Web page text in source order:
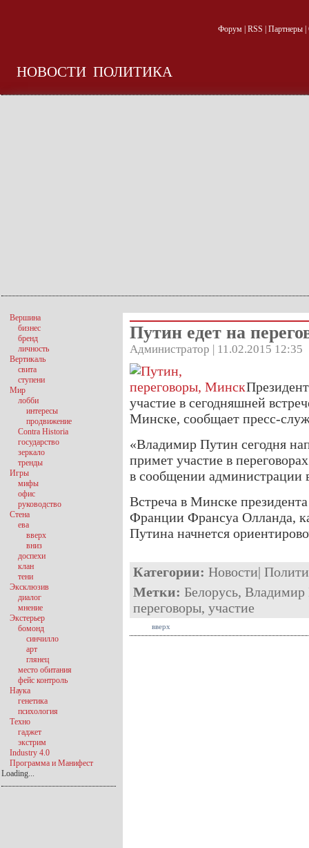
Форум| RSS Партнеры|
НОВОСТИ ПОЛИТИКА
Путин едет на
Администратор | 11.02.2015 12:35
участие в сегодняшней
Минске, сообщает пресс-
«Владимир Путин сегодня
примет участие в
в сообщении администрации
Встреча в Минске
Франции Франсуа Олланда,
Путина начнется
Категории: Новости|
Метки: Белорусь, Владимир
переговоры, участие
вверх
Вершина
бизнес
бренд
личность
Вертикаль
свита
ступени
Мир
лобби
интересы
продвижение
Contra Historia
государство
зеркало
тренды
Игры
мифы
офис
руководство
Стена
ева
вверх
вниз
доспехи
клан
тени
Эксклюзив
диалог
мнение
Экстерьер
бомонд
синчилло
арт
глянец
место обитания
фейс контроль
Наука
генетика
психология
Техно
гаджет
экстрим
Industry 4.0
Программа и Манифест
Loading...